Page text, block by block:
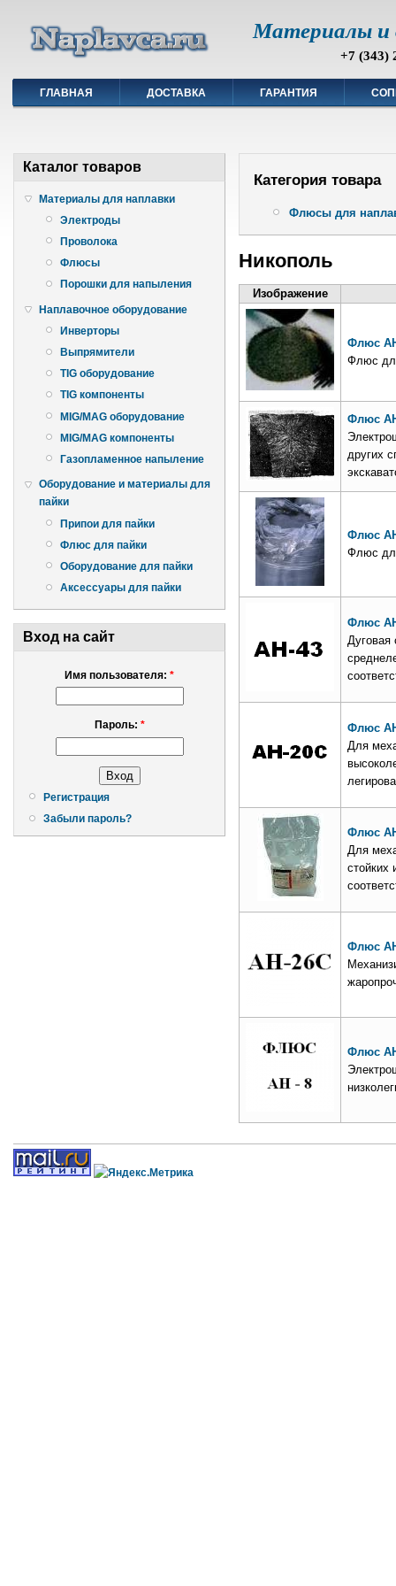
Материалы и
+7 (343)
ГЛАВНАЯ ДОСТАВКА ГАРАНТИЯ
Каталог товаров
Материалы для наплавки
Электроды
Проволока
Флюсы
Порошки для напыления
Наплавочное оборудование
Инверторы
Выпрямители
TIG оборудование
TIG компоненты
MIG/MAG оборудование
MIG/MAG компоненты
Газопламенное напыление
Оборудование и материалы для
пайки
Припои для пайки
Флюс для пайки
Оборудование для пайки
Аксессуары для пайки
Вход на сайт
Имя пользователя: *
Пароль: *
Регистрация
Забыли пароль?
Категория товара
Флюсы для
Никополь
Изображение
Флюс
Флюс
Флюс
других
Флюс
Флюс
Флюс
Дуговая
Флюс
Для
Флюс
Для
стойких
Флюс
Флюс